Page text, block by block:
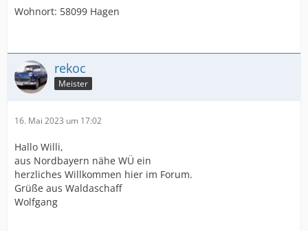
Wohnort: 58099 Hagen
rekoc
Meister
16. Mai 2023 um 17:02
Hallo Willi,
aus Nordbayern nähe WÜ ein
herzliches Willkommen hier im Forum.
Grüße aus Waldaschaff
Wolfgang